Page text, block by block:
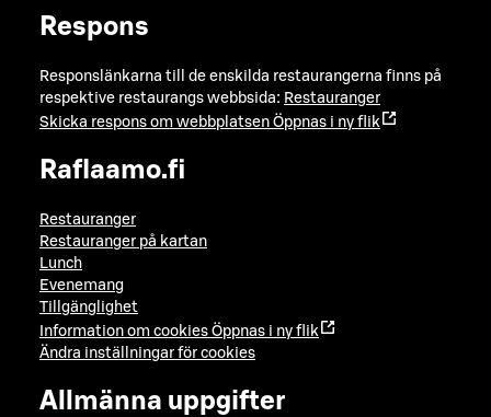
Respons
Responslänkarna till de enskilda restaurangerna finns på
respektive restaurangs webbsida: Restauranger
Skicka respons om webbplatsen Öppnas i ny flik
Raflaamo.fi
Restauranger
Restauranger på kartan
Lunch
Evenemang
Tillgänglighet
Information om cookies Öppnas i ny flik
Ändra inställningar för cookies
Allmänna uppgifter